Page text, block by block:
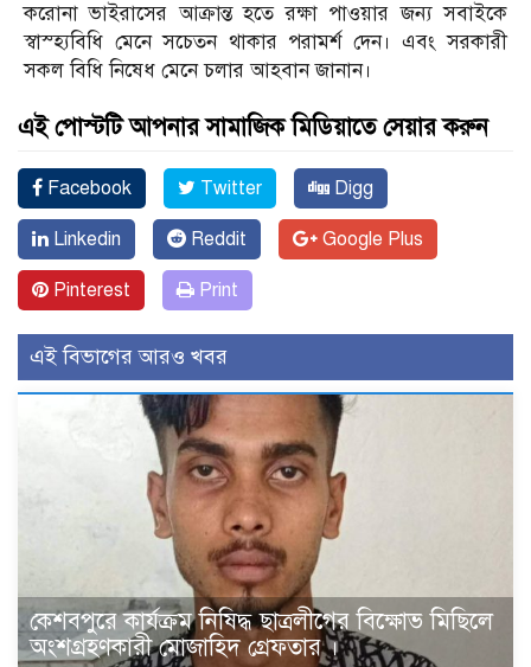
করোনা ভাইরাসের আক্রান্ত হতে রক্ষা পাওয়ার জন্য সবাইকে
স্বাস্হ্যবিধি মেনে সচেতন থাকার পরামর্শ দেন। এবং সরকারী
সকল বিধি নিষেধ মেনে চলার আহবান জানান।
এই পোস্টটি আপনার সামাজিক মিডিয়াতে সেয়ার করুন
Facebook Twitter Digg
Linkedin Reddit Google Plus
Pinterest Print
এই বিভাগের আরও খবর
কেশবপুরে কার্যক্রম নিষিদ্ধ ছাত্রলীগের বিক্ষোভ মিছিলে
অংশগ্রহণকারী মোজাহিদ গ্রেফতার ।